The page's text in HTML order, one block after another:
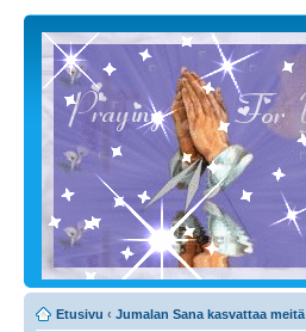
Etusivu ‹ Jumalan Sana kasvattaa meitä